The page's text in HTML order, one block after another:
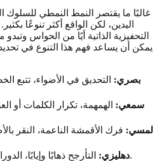
غالبًا ما يقتصر النمط النمطي للسلوك
اليدين، لكن الواقع أكثر تنوعًا
التحفيزية الذاتية أيًا من الحواس
يمكن أن يساعد فهم هذا التنوع في
بصري: التحديق في الأضواء، تتبع
سمعي: الهمهمة، تكرار الكلمات أو
لمسي: فرك الأقمشة الناعمة، النقر
دهليزي:التأرجح ذهابًا وإيابًا، الدوران، المشي جيئة وذهابًا.